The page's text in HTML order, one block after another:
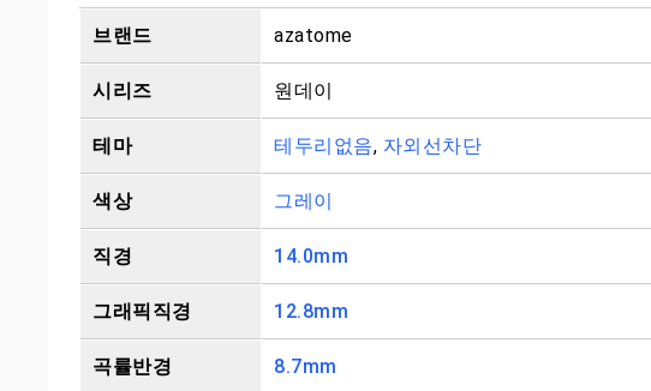
브랜드 azatome
시리즈 원데이
테마 테두리없음, 자외선차단
색상 그레이
직경 14.0mm
그래픽직경 12.8mm
곡률반경 8.7mm